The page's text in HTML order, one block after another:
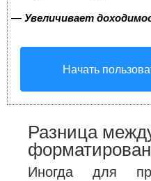
—Увеличивает
Начать
Разница
Иногда для